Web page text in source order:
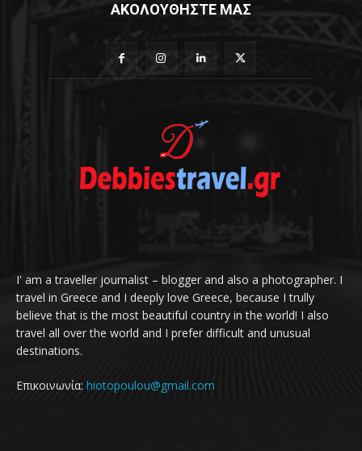
ΑΚΟΛΟΥΘΗΣΤΕ ΜΑΣ
I' am a traveller journalist – blogger and also a photographer. I
travel in Greece and I deeply love Greece, because I trully
believe that is the most beautiful country in the world! I also
travel all over the world and I prefer difficult and unusual
destinations.
Επικοινωνία: hiotopoulou@gmail.com